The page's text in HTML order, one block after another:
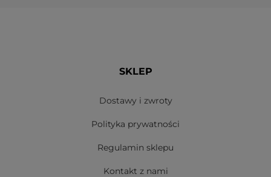
SKLEP
Dostawy i zwroty
Polityka prywatności
Regulamin sklepu
Kontakt z nami